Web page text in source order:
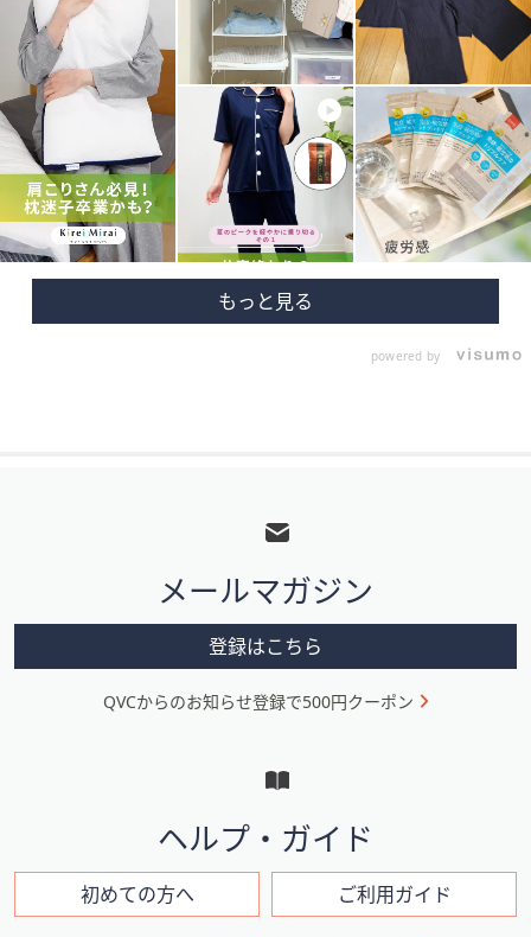
powered by
メ
ニ
ン
メールマガジン
登録はこちら
QVCからのお知らせ登録で500円クーポン
ヘルプ・ガイド
初めての方へ ご利用ガイド